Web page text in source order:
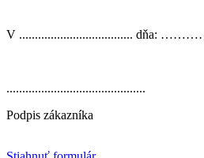
V
............................................
Podpis zákazníka